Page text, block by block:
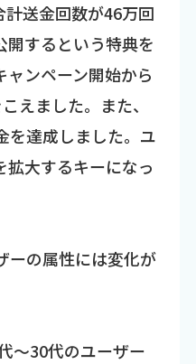
計送金回数が46万回
開するという特典を
ンペーン開始から
えました。また、
を達成しました。ユ
大するキーになっ
ーの属性には変化が
～30代のユーザー